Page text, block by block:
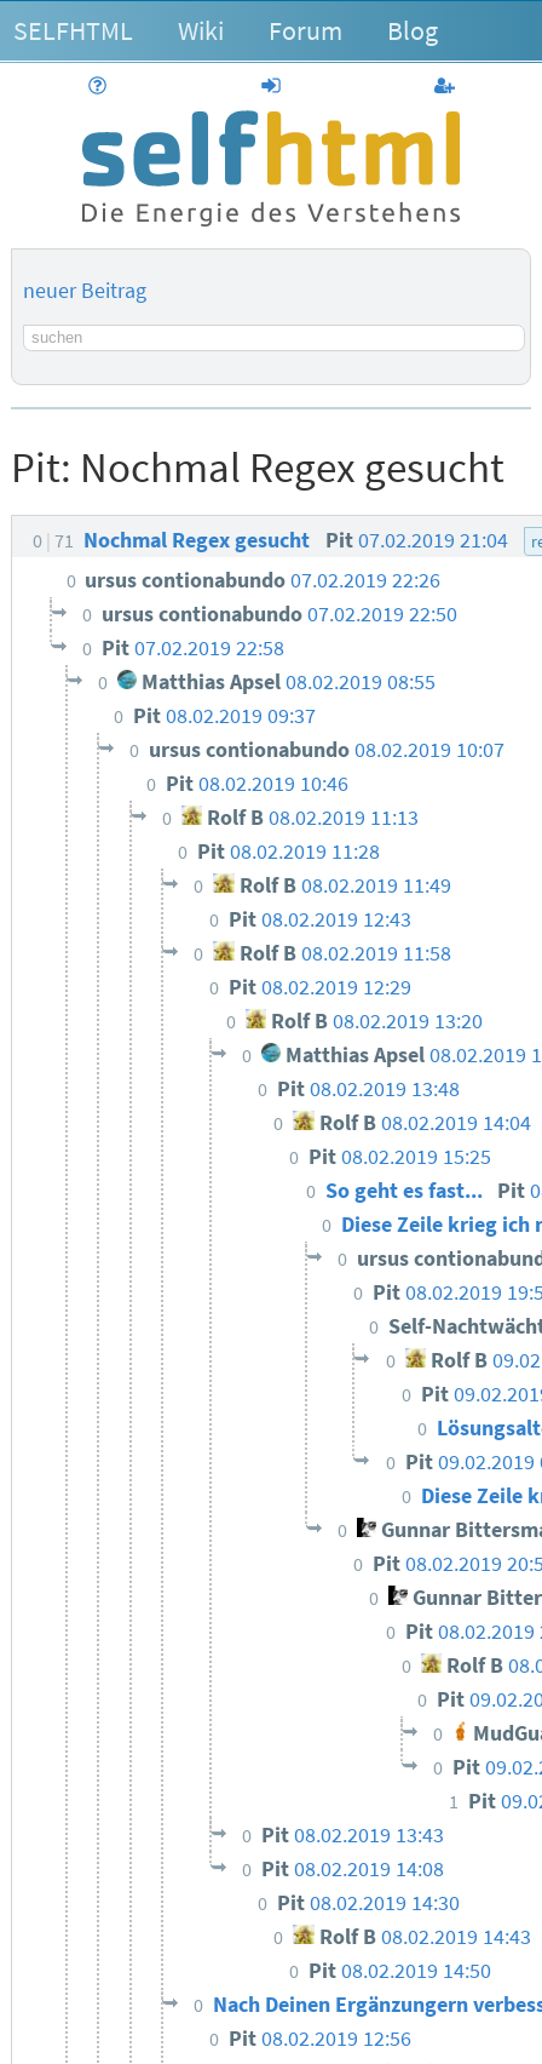
SELFHTML Wiki Forum Blog
anmelden
neuer Beitrag
Suchbegriff
Pit: Nochmal Regex gesucht
0 71 Nochmal Regex gesucht Pit07.02.2019 21:04
0 ursus contionabundo07.02.2019 22:26
0 ursus contionabundo07.02.2019 22:50
0 Pit07.02.2019 22:58
0 Matthias Apsel08.02.2019 08:55
0 Pit08.02.2019 09:37
0 ursus contionabundo08.02.2019 10:07
0 Pit08.02.2019 10:46
0 Rolf B08.02.2019 11:13
0 Pit08.02.2019 11:28
0 Rolf B08.02.2019 11:49
0 Pit08.02.2019 12:43
0 Rolf B08.02.2019 11:58
0 Pit08.02.2019 12:29
0 Rolf B08.02.2019 13:20
0 Matthias Apsel 08.02.2019
0 Pit08.02.2019 13:48
0 Rolf B08.02.2019 14:04
0 Pit08.02.2019 15:25
0 So geht es fast... Pit
0 Diese Zeile krieg
0 ursus
0 Pit08.02.2019
0 Self-
0 Rolf B
0 Pit
0
0 Pit09.02.2019
0 Diese Zeile
0 Gunnar
0 Pit08.02.2019
0 Gunnar
0 Pit08.02.2019
0 Rolf B
0 Pit
0
0 Pit
1 Pit
0 Pit08.02.2019 13:43
0 Pit08.02.2019 14:08
0 Pit08.02.2019 14:30
0 Rolf B08.02.2019 14:43
0 Pit08.02.2019 14:50
0 Nach Deinen Ergänzungern
0 Pit08.02.2019 12:56